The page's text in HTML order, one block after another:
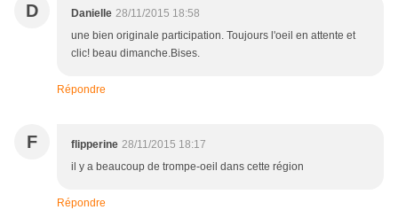
D Danielle 28/11/2015 18:58
une bien originale participation. Toujours l'oeil en attente et
clic! beau dimanche.Bises.
Répondre
F flipperine 28/11/2015 18:17
il y a beaucoup de trompe-oeil dans cette région
Répondre